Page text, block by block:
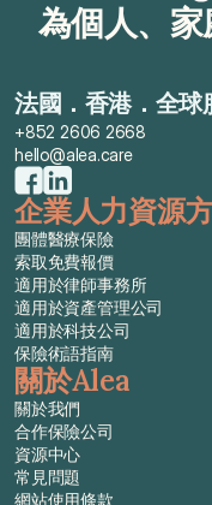
為個人、
法國．香港．全球
+852 2606 2668
hello@alea.care
企業人力資源
團體醫療保險
索取免費報價
適用於律師事務所
適用於資產管理公司
適用於科技公司
保險術語指南
關於Alea
關於我們
合作保險公司
資源中心
常見問題
網站使用條款